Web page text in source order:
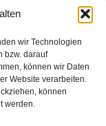
wir Technologien
bzw. darauf
können wir Daten
Website verarbeiten.
können
werden.